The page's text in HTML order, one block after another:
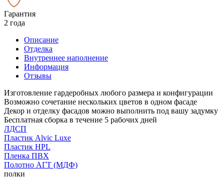
Гарантия
2 года
Описание
Отделка
Внутреннее наполнение
Информация
Отзывы
Изготовление гардеробных любого размера и конфигурации
Возможно сочетание нескольких цветов в одном фасаде
Декор и отделку фасадов можно выполнить под вашу задумку
Бесплатная сборка в течение 5 рабочих дней
ЛДСП
Пластик Alvic Luxe
Пластик HPL
Пленка ПВХ
Полотно АГТ (МДФ)
полки